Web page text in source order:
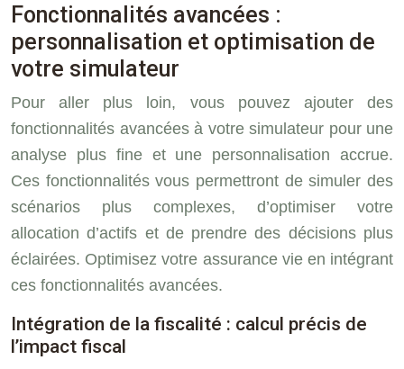
Fonctionnalités avancées :
personnalisation et optimisation de
votre simulateur
Pour aller plus loin, vous pouvez ajouter des
fonctionnalités avancées à votre simulateur pour une
analyse plus fine et une personnalisation accrue.
Ces fonctionnalités vous permettront de simuler des
scénarios plus complexes, d’optimiser votre
allocation d’actifs et de prendre des décisions plus
éclairées. Optimisez votre assurance vie en intégrant
ces fonctionnalités avancées.
Intégration de la fiscalité : calcul précis de
l’impact fiscal